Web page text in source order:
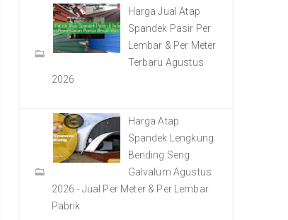
Harga Jual Atap
Spandek Pasir Per
Lembar & Per Meter
Terbaru Agustus
2026
Harga Atap
Spandek Lengkung
Bending Seng
Galvalum Agustus
2026 - Jual Per Meter & Per Lembar
Pabrik